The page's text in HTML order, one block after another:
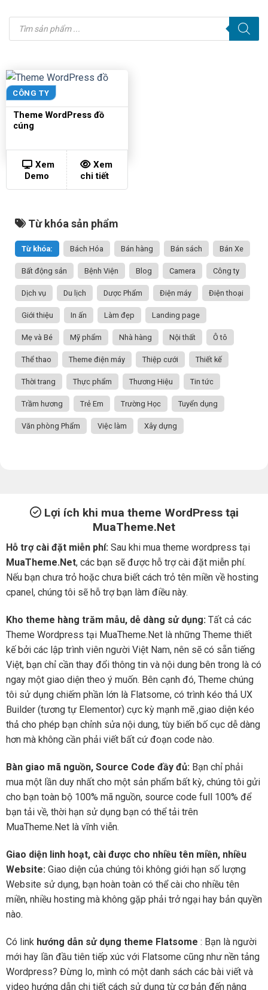
Tìm
kiếm
sản
CÔNG TY
Theme WordPress đồ
cúng
Xem
Demo
Xem
chi tiết
Từ khóa sản phẩm
Từ khóa: Bách Hóa Bán hàng Bán sách Bán Xe
Bất động sản Bệnh Viện Blog Camera Công ty
Dịch vụ Du lịch Dược Phẩm Điện máy Điện thoại
Giới thiệu In ấn Làm đẹp Landing page
Mẹ và Bé Mỹ phẩm Nhà hàng Nội thất Ô tô
Thể thao Theme điện máy Thiệp cưới Thiết kế
Thời trang Thực phẩm Thương Hiệu Tin tức
Trầm hương Trẻ Em Trường Học Tuyển dụng
Văn phòng Phẩm Việc làm Xây dựng
Lợi ích khi mua theme WordPress tại
MuaTheme.Net
Hỗ trợ cài đặt miễn phí: Sau khi mua theme wordpress tại
MuaTheme.Net, các bạn sẽ được hỗ trợ cài đặt miễn phí.
Nếu bạn chưa trỏ hoặc chưa biết cách trỏ tên miền về hosting
cpanel, chúng tôi sẽ hỗ trợ bạn làm điều này.
Kho theme hàng trăm mẫu, dễ dàng sử dụng: Tất cả các
Theme Wordpress tại MuaTheme.Net là những Theme thiết
kế bởi các lập trình viên người Việt Nam, nên sẽ có sẵn tiếng
Việt, bạn chỉ cần thay đổi thông tin và nội dung bên trong là có
ngay một giao diện theo ý muốn. Bên cạnh đó, Theme chúng
tôi sử dụng chiếm phần lớn là Flatsome, có trình kéo thả UX
Builder (tương tự Elementor) cực kỳ mạnh mẽ ,giao diện kéo
thả cho phép bạn chỉnh sửa nội dung, tùy biến bố cục dễ dàng
hơn mà không cần phải viết bất cứ đoạn code nào.
Bàn giao mã nguồn, Source Code đầy đủ: Bạn chỉ phải
mua một lần duy nhất cho một sản phẩm bất kỳ, chúng tôi gửi
cho bạn toàn bộ 100% mã nguồn, source code full 100% để
bạn tải về, thời hạn sử dụng bạn có thể tải trên
MuaTheme.Net là vĩnh viễn.
Giao diện linh hoạt, cài được cho nhiều tên miền, nhiều
Website: Giao diện của chúng tôi không giới hạn số lượng
Website sử dụng, bạn hoàn toàn có thể cài cho nhiều tên
miền, nhiều hosting mà không gặp phải trở ngại hay bản quyền
nào.
Có link hướng dẫn sử dụng theme Flatsome : Bạn là người
mới hay lần đầu tiên tiếp xúc với Flatsome cũng như nền tảng
Wordpress? Đừng lo, mình có một danh sách các bài viết và
video hướng dẫn chi tiết cách sử dụng từ cơ bản đến nâng